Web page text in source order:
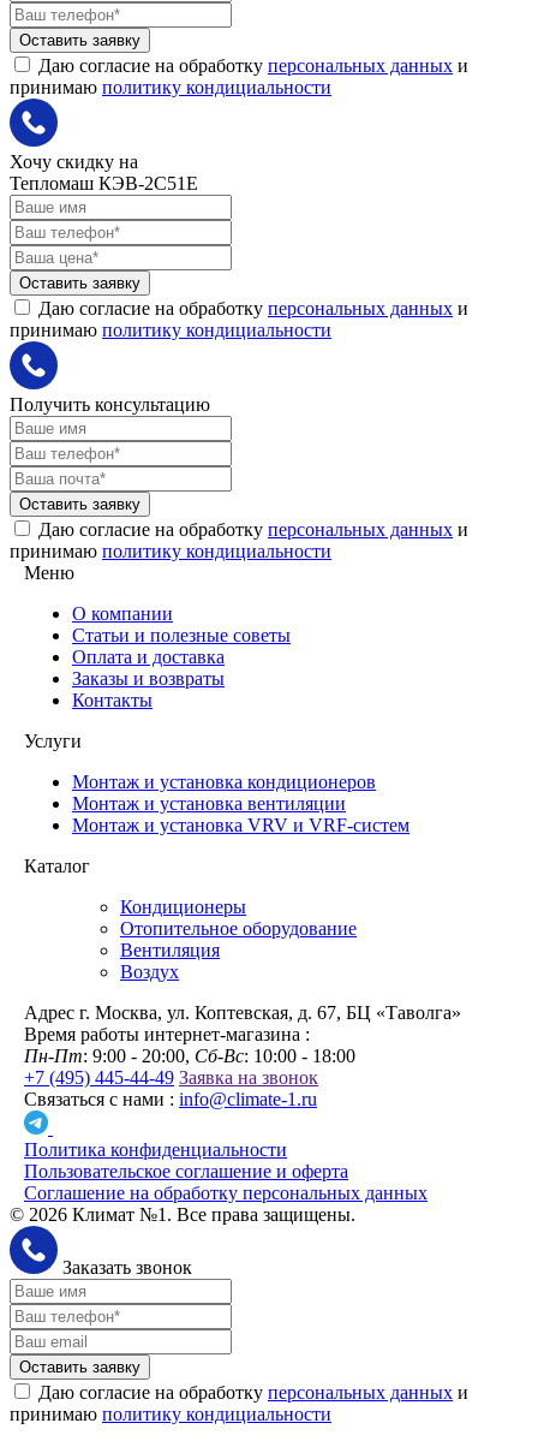
Оставить заявку
Даю согласие на обработку персональных данных и
принимаю политику кондициальности
Хочу скидку на
Тепломаш КЭВ-2С51Е
Оставить заявку
Даю согласие на обработку персональных данных и
принимаю политику кондициальности
Получить консультацию
Оставить заявку
Даю согласие на обработку персональных данных и
принимаю политику кондициальности
Меню
О компании
Статьи и полезные советы
Оплата и доставка
Заказы и возвраты
Контакты
Услуги
Монтаж и установка кондиционеров
Монтаж и установка вентиляции
Монтаж и установка VRV и VRF-систем
Каталог
Кондиционеры
Отопительное оборудование
Вентиляция
Воздух
Адрес г. Москва, ул. Коптевская, д. 67, БЦ «Таволга»
Время работы интернет-магазина :
Пн-Пт: 9:00 - 20:00, Сб-Вс: 10:00 - 18:00
+7 (495) 445-44-49 Заявка на звонок
Связаться с нами : info@climate-1.ru
Политика конфиденциальности
Пользовательское соглашение и оферта
Соглашение на обработку персональных данных
© 2026 Климат №1. Все права защищены.
Заказать звонок
Оставить заявку
Даю согласие на обработку персональных данных и
принимаю политику кондициальности